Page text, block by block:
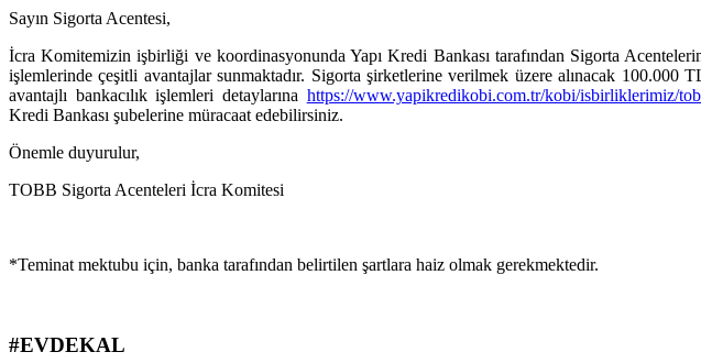
Sayın Sigorta Acentesi,
İcra Komitemizin işbirliği ve koordinasyonunda Yapı Kredi Bankası tarafından Sigorta
işlemlerinde çeşitli avantajlar sunmaktadır. Sigorta şirketlerine verilmek üzere alınacak
avantajlı bankacılık işlemleri detaylarına https://www.yapikredikobi.com.tr/kobi/isbirliklerimiz/
Kredi Bankası şubelerine müracaat edebilirsiniz.
Önemle duyurulur,
TOBB Sigorta Acenteleri İcra Komitesi
*Teminat mektubu için, banka tarafından belirtilen şartlara haiz olmak gerekmektedir.
#EVDEKAL